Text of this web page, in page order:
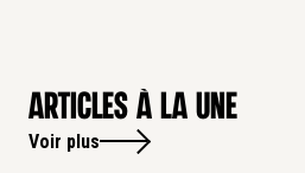
Articles à la une
Voir plus